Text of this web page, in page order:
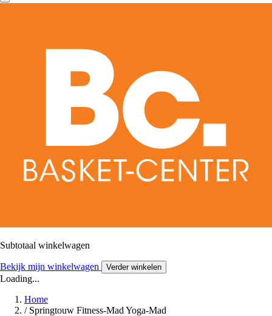
Subtotaal winkelwagen
Bekijk mijn winkelwagen Verder winkelen
Loading...
Home
/ Springtouw Fitness-Mad Yoga-Mad